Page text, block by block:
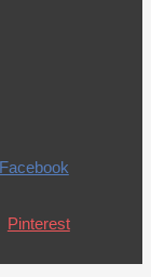
Facebook
Pinterest